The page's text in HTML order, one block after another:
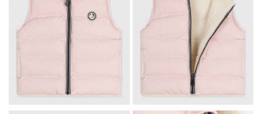
-10% pour tout paiement par carte bancaire (hors promo)